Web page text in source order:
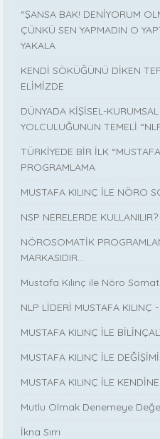
“ŞANSA BAK! DENİYORUM
ÇÜNKÜ SEN YAPMADIN O
YAKALA
KENDİ SÖKÜĞÜNÜ DİKEN
ELİMİZDE
DÜNYADA KİŞİSEL-
YOLCULUĞUNUN TEMELİ
TÜRKİYEDE BİR İLK
PROGRAMLAMA
MUSTAFA KILINÇ İLE NÖRO
NSP NERELERDE KULLANILIR?
NÖROSOMATİK
MARKASIDIR…
Mustafa Kılınç ile Nöro
NLP LİDERİ MUSTAFA KILINÇ
MUSTAFA KILINÇ İLE
MUSTAFA KILINÇ İLE
MUSTAFA KILINÇ İLE
Mutlu Olmak Denemeye
İkna Sırrı